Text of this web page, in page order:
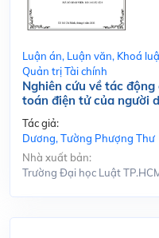
Luận án, Luận văn, Khoá
Quản trị Tài chính
Nghiên cứu về tác
toán điện tử của người
Tác giả:
Dương, Tường Phượng Thư
Nhà xuất bản:
Trường Đại học Luật